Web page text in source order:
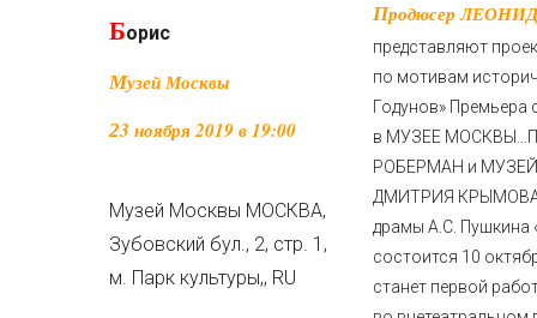
Борис
Музей Москвы
23 ноября 2019 в 19:00
Музей Москвы МОСКВА,
Зубовский бул., 2, стр. 1,
м. Парк культуры,, RU
Продюсер ЛЕОНИД РОБЕРМАН и МУЗЕЙ МОСКВЫ
представляют
по мотивам
Годунов» Премьера
в МУЗЕЕ МОСКВЫ…
РОБЕРМАН и МУЗЕЙ
ДМИТРИЯ КРЫМОВА
драмы А.С. Пушкина
состоится 10
станет первой